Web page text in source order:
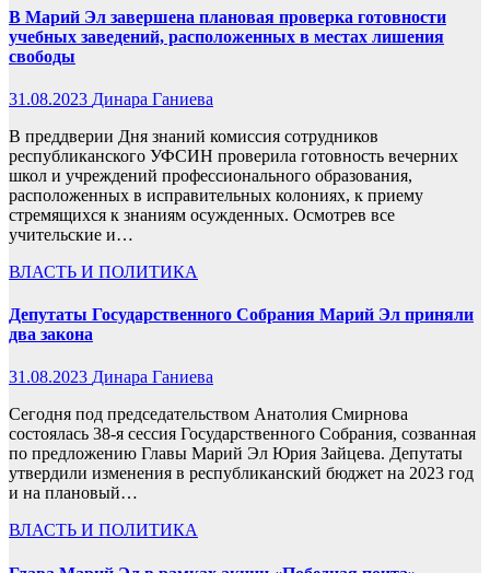
В Марий Эл завершена плановая проверка готовности
учебных заведений, расположенных в местах лишения
свободы
31.08.2023 Динара Ганиева
В преддверии Дня знаний комиссия сотрудников
республиканского УФСИН проверила готовность вечерних
школ и учреждений профессионального образования,
расположенных в исправительных колониях, к приему
стремящихся к знаниям осужденных. Осмотрев все
учительские и…
ВЛАСТЬ И ПОЛИТИКА
Депутаты Государственного Собрания Марий Эл приняли
два закона
31.08.2023 Динара Ганиева
Сегодня под председательством Анатолия Смирнова
состоялась 38-я сессия Государственного Собрания, созванная
по предложению Главы Марий Эл Юрия Зайцева. Депутаты
утвердили изменения в республиканский бюджет на 2023 год
и на плановый…
ВЛАСТЬ И ПОЛИТИКА